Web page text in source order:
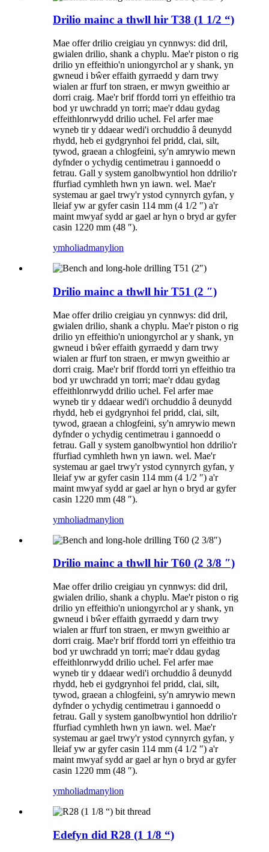
Drilio mainc a thwll hir T38 (1 1/2 “)
Mae offer drilio creigiau yn cynnwys: did dril,
gwialen drilio, shank a chyplu. Mae'r piston o rig
drilio yn effeithio'n uniongyrchol ar y shank, yn
gwneud i bŵer effaith gyrraedd y darn trwy
wialen ar ffurf ton straen, er mwyn gweithio ar
dorri craig. Mae'r brif ffordd torri yn effeithio tra
bod yr uwchradd yn torri; mae'r ddau gydag
effeithlonrwydd drilio uchel. Fel arfer mae
wyneb tir y ddaear wedi'i orchuddio â deunydd
rhydd, heb ei gydgrynhoi fel pridd, clai, silt,
tywod, graean a chlogfeini, sy'n amrywio mewn
dyfnder o ychydig centimetrau i gannoedd o
fetrau. Gall y system ganolbwyntiol hon ddrilio'r
ffurfiad cymhleth hwn yn iawn. wel. Mae'r
systemau ar gael trwy'r ystod cynnyrch gyfan, y
lleiaf yw ar gyfer casin 114 mm (4 1/2 ″) a'r
maint mwyaf sydd ar gael ar hyn o bryd ar gyfer
casin 1220 mm (48 ″).
ymholiadmanylion
Drilio mainc a thwll hir T51 (2 ″)
Mae offer drilio creigiau yn cynnwys: did dril,
gwialen drilio, shank a chyplu. Mae'r piston o rig
drilio yn effeithio'n uniongyrchol ar y shank, yn
gwneud i bŵer effaith gyrraedd y darn trwy
wialen ar ffurf ton straen, er mwyn gweithio ar
dorri craig. Mae'r brif ffordd torri yn effeithio tra
bod yr uwchradd yn torri; mae'r ddau gydag
effeithlonrwydd drilio uchel. Fel arfer mae
wyneb tir y ddaear wedi'i orchuddio â deunydd
rhydd, heb ei gydgrynhoi fel pridd, clai, silt,
tywod, graean a chlogfeini, sy'n amrywio mewn
dyfnder o ychydig centimetrau i gannoedd o
fetrau. Gall y system ganolbwyntiol hon ddrilio'r
ffurfiad cymhleth hwn yn iawn. wel. Mae'r
systemau ar gael trwy'r ystod cynnyrch gyfan, y
lleiaf yw ar gyfer casin 114 mm (4 1/2 ″) a'r
maint mwyaf sydd ar gael ar hyn o bryd ar gyfer
casin 1220 mm (48 ″).
ymholiadmanylion
Drilio mainc a thwll hir T60 (2 3/8 ″)
Mae offer drilio creigiau yn cynnwys: did dril,
gwialen drilio, shank a chyplu. Mae'r piston o rig
drilio yn effeithio'n uniongyrchol ar y shank, yn
gwneud i bŵer effaith gyrraedd y darn trwy
wialen ar ffurf ton straen, er mwyn gweithio ar
dorri craig. Mae'r brif ffordd torri yn effeithio tra
bod yr uwchradd yn torri; mae'r ddau gydag
effeithlonrwydd drilio uchel. Fel arfer mae
wyneb tir y ddaear wedi'i orchuddio â deunydd
rhydd, heb ei gydgrynhoi fel pridd, clai, silt,
tywod, graean a chlogfeini, sy'n amrywio mewn
dyfnder o ychydig centimetrau i gannoedd o
fetrau. Gall y system ganolbwyntiol hon ddrilio'r
ffurfiad cymhleth hwn yn iawn. wel. Mae'r
systemau ar gael trwy'r ystod cynnyrch gyfan, y
lleiaf yw ar gyfer casin 114 mm (4 1/2 ″) a'r
maint mwyaf sydd ar gael ar hyn o bryd ar gyfer
casin 1220 mm (48 ″).
ymholiadmanylion
Edefyn did R28 (1 1/8 “)